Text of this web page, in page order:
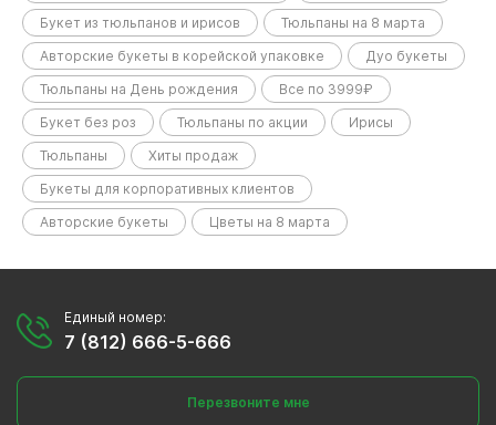
Букет из тюльпанов и ирисов
Тюльпаны на 8 марта
Авторские букеты в корейской упаковке
Дуо букеты
Тюльпаны на День рождения
Все по 3999₽
Букет без роз
Тюльпаны по акции
Ирисы
Тюльпаны
Хиты продаж
Букеты для корпоративных клиентов
Авторские букеты
Цветы на 8 марта
Единый номер:
7 (812) 666-5-666
Перезвоните мне